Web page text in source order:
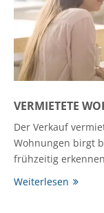
VERMIETETE
Der Verkauf
Wohnungen birgt
frühzeitig
Weiterlesen